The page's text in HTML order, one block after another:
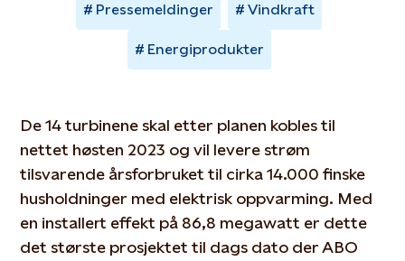
Pressemeldinger Vindkraft
Energiprodukter
De 14 turbinene skal etter planen kobles til
nettet høsten 2023 og vil levere strøm
tilsvarende årsforbruket til cirka 14.000 finske
husholdninger med elektrisk oppvarming. Med
en installert effekt på 86,8 megawatt er dette
det største prosjektet til dags dato der ABO